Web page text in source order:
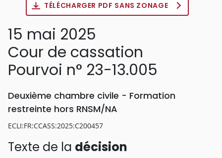
TÉLÉCHARGER PDF SANS ZONAGE
15 mai 2025
Cour de cassation
Pourvoi n° 23-13.005
Deuxième chambre civile - Formation
restreinte hors RNSM/NA
ECLI:FR:CCASS:2025:C200457
Texte de la décision